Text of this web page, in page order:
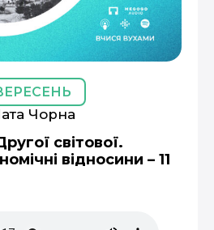
Чорна
світової.
відносини – 11